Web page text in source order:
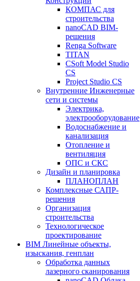
КОМПАС для
строительства
nanoCAD BIM-
решения
Renga Software
TITAN
CSoft Model Studio
CS
Project Studio CS
Внутренние Инженерные
сети и системы
Электрика,
электрооборудование
Водоснабжение и
канализация
Отопление и
вентиляция
ОПС и СКС
Дизайн и планировка
ПЛАНОПЛАН
Комплексные САПР-
решения
Организация
строительства
Технологическое
проектирование
BIM Линейные объекты,
изыскания, генплан
Обработка данных
лазерного сканирования